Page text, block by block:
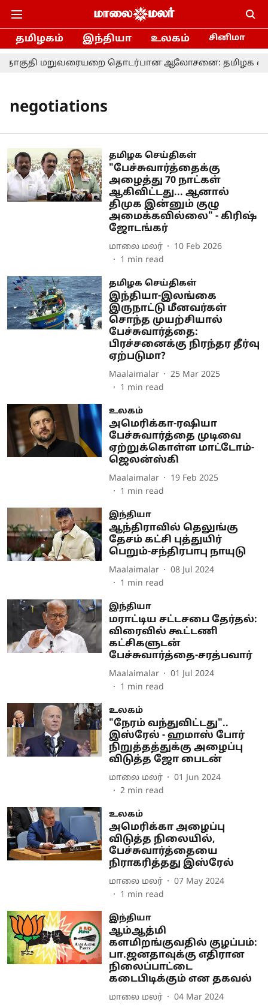
தமிழகம் இந்தியா உலகம் சினிமா
மறுவரையறை தொடர்பான ஆலோசனை: தமிழக
negotiations
தமிழக செய்திகள்
"பேச்சுவார்த்தைக்கு
அழைத்து 70 நாட்கள்
ஆகிவிட்டது... ஆனால்
திமுக இன்னும் குழு
அமைக்கவில்லை" - கிரிஷ்
ஜோடங்கர்
மாலை மலர்
10 Feb 2026
1 min read
தமிழக செய்திகள்
இந்தியா-இலங்கை
இருநாட்டு மீனவர்கள்
சொந்த முயற்சியால்
பேச்சுவார்த்தை:
பிரச்சனைக்கு நிரந்தர தீர்வு
ஏற்படுமா?
Maalaimalar
25 Mar 2025
1 min read
உலகம்
அமெரிக்கா-ரஷியா
பேச்சுவார்த்தை முடிவை
ஏற்றுக்கொள்ள மாட்டோம்-
ஜெலன்ஸ்கி
Maalaimalar
19 Feb 2025
1 min read
இந்தியா
ஆந்திராவில் தெலுங்கு
தேசம் கட்சி புத்துயிர்
பெறும்-சந்திரபாபு நாயுடு
Maalaimalar
08 Jul 2024
1 min read
இந்தியா
மராட்டிய சட்டசபை தேர்தல்:
விரைவில் கூட்டணி
கட்சிகளுடன்
பேச்சுவார்த்தை-சரத்பவார்
Maalaimalar
01 Jul 2024
1 min read
உலகம்
"நேரம் வந்துவிட்டது"..
இஸ்ரேல் - ஹமாஸ் போர்
நிறுத்தத்துக்கு அழைப்பு
விடுத்த ஜோ பைடன்
மாலை மலர்
01 Jun 2024
2 min read
உலகம்
அமெரிக்கா அழைப்பு
விடுத்த நிலையில்,
பேச்சுவார்த்தையை
நிராகரித்தது இஸ்ரேல்
மாலை மலர்
07 May 2024
1 min read
இந்தியா
ஆம்ஆத்மி
களமிறங்குவதில் குழப்பம்:
பா.ஜனதாவுக்கு எதிரான
நிலைப்பாட்டை
கடைபிடிக்கும் என தகவல்
மாலை மலர்
04 Mar 2024